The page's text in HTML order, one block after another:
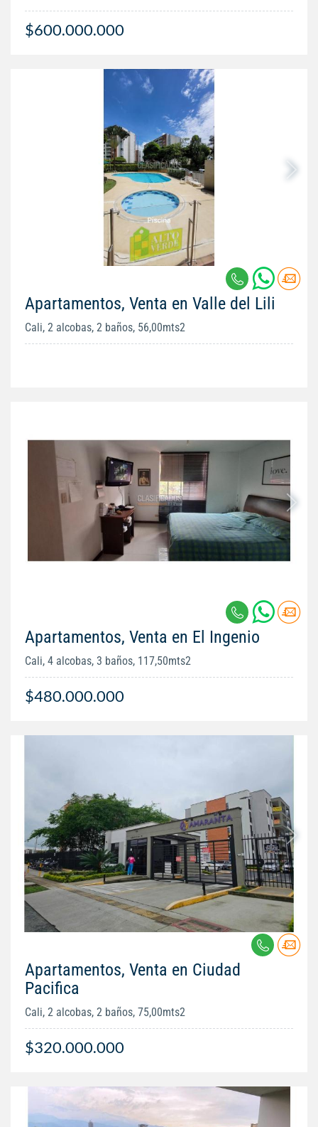
$600.000.000
Apartamentos, Venta en Valle del Lili
Cali, 2 alcobas, 2 baños, 56,00mts2
Apartamentos, Venta en El Ingenio
Cali, 4 alcobas, 3 baños, 117,50mts2
$480.000.000
Apartamentos, Venta en Ciudad
Pacifica
Cali, 2 alcobas, 2 baños, 75,00mts2
$320.000.000